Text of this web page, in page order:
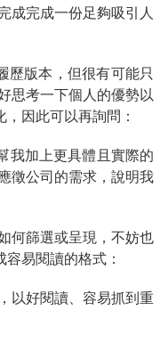
成完成一份足夠吸引人
歷版本，但很有可能只
思考一下個人的優勢以
因此可以再詢問：
我加上更具體且實際的
徵公司的需求，說明我
何篩選或呈現，不妨也
易閱讀的格式：
以好閱讀、容易抓到重